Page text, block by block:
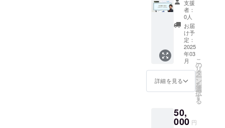
費：支
援者様
の交通
費や滞
在費は
各自で
ご負担
くださ
い。 ・
様との
連絡方
メール
で連絡
生成AI
活用 ※
状況に
応じ
て、内
容を一
部変更
する場
合がご
ざいま
承くだ
さい。
編】の
実施 ー
効果的
な社内
マニュ
アルの
特徴 ー
生成AI
を活用
したマ
ス ー
ワーク
容） 弊
社取締
役大川
による
SNS研
修の実
施 ー効
果的な
SNS
マーケ
ティン
グ戦略
ブラン
ドの向
支援
者：
0人
お届
け予
定：
2025
年03
月
詳細を見る
こ
の
リ
タ
ー
ン
を
選
択
す
る
50,
000 円